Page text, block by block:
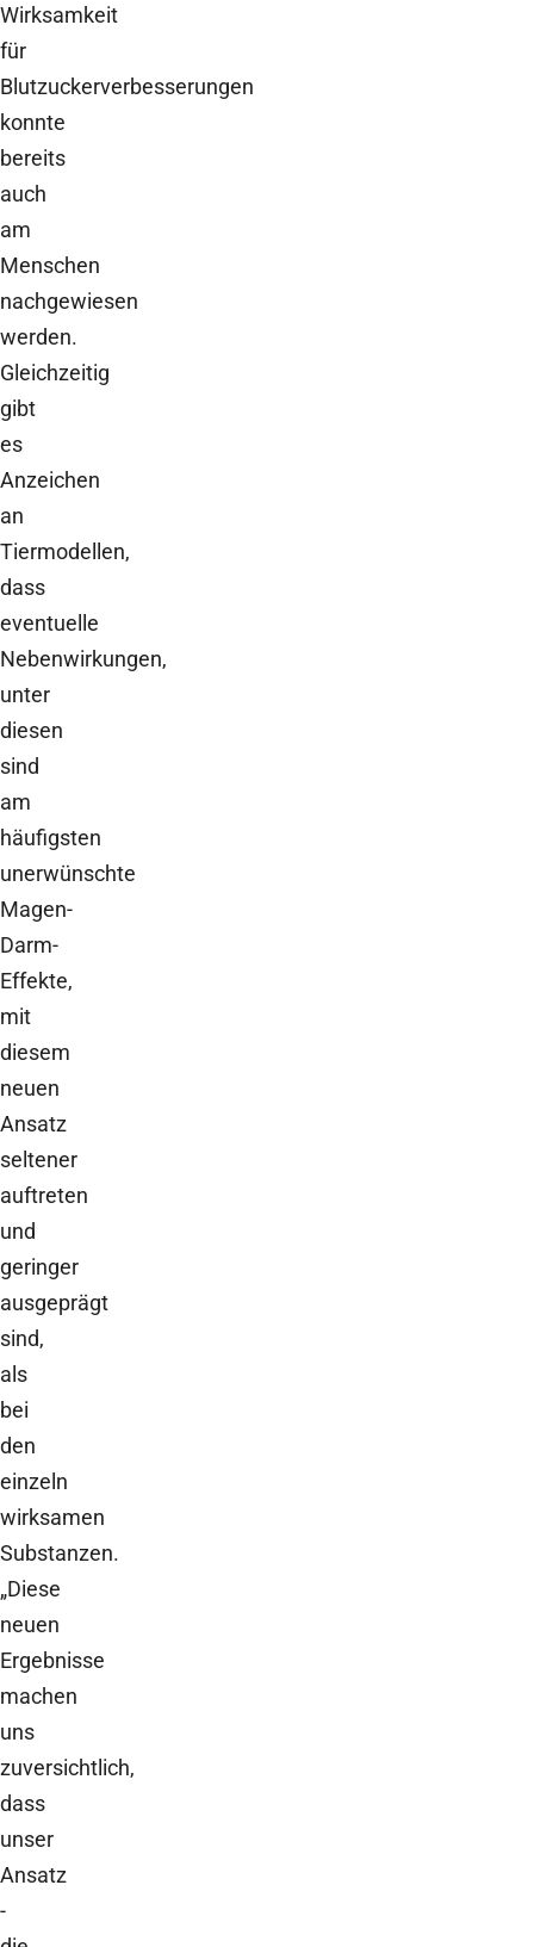
Wirksamkeit
für
Blutzuckerverbesserungen
konnte
bereits
auch
am
Menschen
nachgewiesen
werden.
Gleichzeitig
gibt
es
Anzeichen
an
Tiermodellen,
dass
eventuelle
Nebenwirkungen,
unter
diesen
sind
am
häufigsten
unerwünschte
Magen-
Darm-
Effekte,
mit
diesem
neuen
Ansatz
seltener
auftreten
und
geringer
ausgeprägt
sind,
als
bei
den
einzeln
wirksamen
Substanzen.
„Diese
neuen
Ergebnisse
machen
uns
zuversichtlich,
dass
unser
Ansatz
-